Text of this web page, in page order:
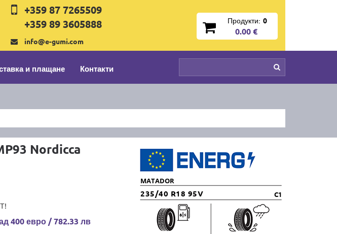
+359 87 7265509
+359 89 3605888
info@e-gumi.com
Продукти: 0
0.00 €
и плащане Контакти
Nordicca
400 евро / 782.33 лв
MATADOR
235/40 R18 95V C1